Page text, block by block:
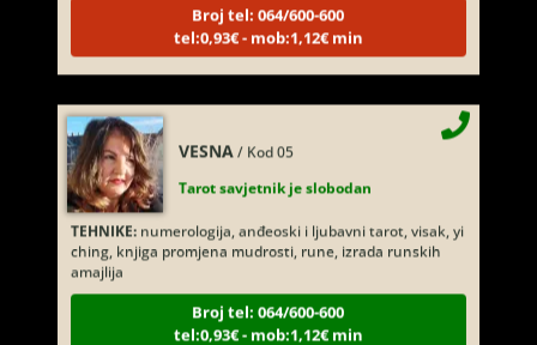
tel:0,93€ - mob:1,12€ min
TEHNIKE:numerologija, anđeoski i ljubavni tarot, visak, yi
ching, knjiga promjena mudrosti, rune, izrada runskih
amajlija
Broj tel: 064/600-600
tel:0,93€ - mob:1,12€ min